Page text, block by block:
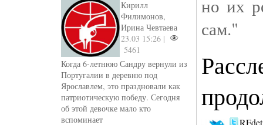
Кирилл
Филимонов,
Ирина Чевтаева
23.03 15:26 |
5461
Когда 6-летнюю Сандру вернули из
Португалии в деревню под
Ярославлем, это праздновали как
патриотическую победу. Сегодня
об этой девочке мало кто
вспоминает
но их
сам."